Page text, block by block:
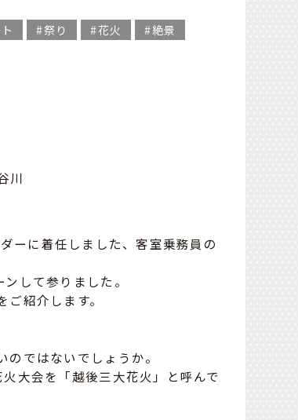
祭り 花火
絶景
川
ーに着任しました、客室乗務員の
して参りました。
紹介します。
ではないでしょうか。
大会を「越後三大花火」と呼んで